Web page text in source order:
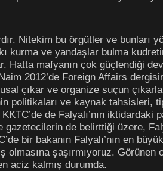
Nitekim bu örgütler ve bunları
kurma ve yandaşlar bulma
Hatta mafyanın çok güçlendiği
2012’de Foreign Affairs
çıkar ve organize suçun
politikaları ve kaynak tahsisleri,
de Falyalı’nın iktidardaki
de belirttiği üzere,
bir bakanın Falyalı’nın en
olmasına şaşırmıyoruz. Görünen
aciz kalmış durumda.